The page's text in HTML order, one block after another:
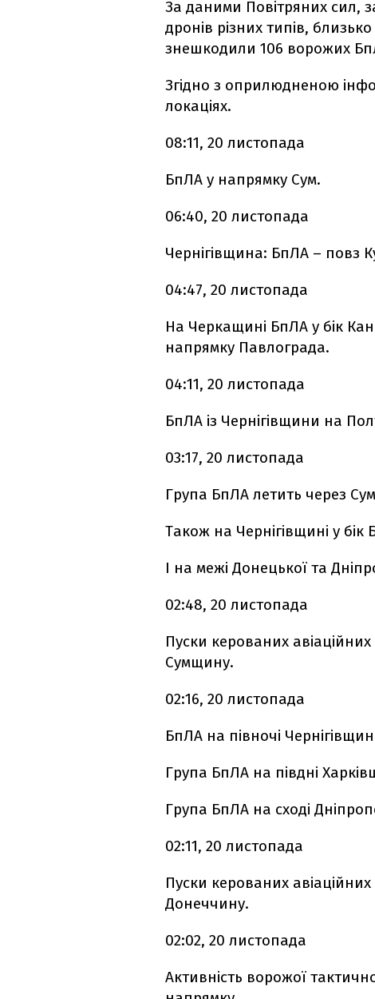
За даними Повітряних сил,
дронів різних типів,
знешкодили 106 ворожих
Згідно з оприлюдненою
локаціях.
08:11, 20 листопада
БпЛА у напрямку Сум.
06:40, 20 листопада
Чернігівщина: БпЛА – повз
04:47, 20 листопада
На Черкащині БпЛА у бік
напрямку Павлограда.
04:11, 20 листопада
БпЛА із Чернігівщини на
03:17, 20 листопада
Група БпЛА летить через
Також на Чернігівщині у
І на межі Донецької та
02:48, 20 листопада
Пуски керованих
Сумщину.
02:16, 20 листопада
БпЛА на півночі
Група БпЛА на півдні
Група БпЛА на сході
02:11, 20 листопада
Пуски керованих
Донеччину.
02:02, 20 листопада
Активність ворожої